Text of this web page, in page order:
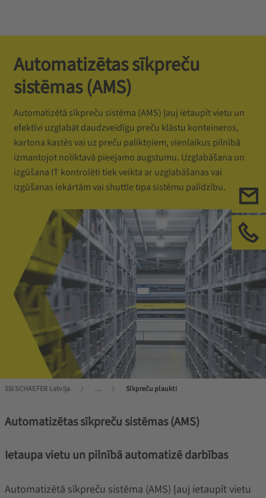
Automatizētas sīkpreču
sistēmas (AMS)
Automatizētā sīkpreču sistēma (AMS) ļauj ietaupīt vietu un
efektīvi uzglabāt daudzveidīgu preču klāstu konteineros,
kartona kastēs vai uz preču paliktņiem, vienlaikus pilnībā
izmantojot noliktavā pieejamo augstumu. Uzglabāšana un
izgūšana IT kontrolēti tiek veikta ar uzglabāšanas vai
izgūšanas iekārtām vai shuttle tipa sistēmu palīdzību.
SSI SCHAEFER Latvija ... Sīkpreču plaukti
Automatizētas sīkpreču sistēmas (AMS)
Ietaupa vietu un pilnībā automatizē darbības
Automatizētā sīkpreču sistēma (AMS) ļauj ietaupīt vietu